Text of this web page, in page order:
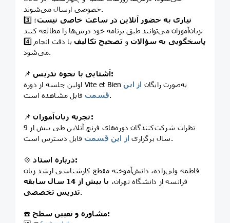
خصوصی ارسال می‌شوند.
3️⃣ نیازی به حضور آنلاین در ساعت خاصی نیست؛
زبان‌آموزان می‌توانند طبق برنامه خود درس‌ها را مطالعه کنند.
4️⃣
پاسخگویی به سؤالات و تصحیح تکالیف با دقت انجام
می‌شود.
📌
آشنایی با نحوه تدریس:
اولین جلسه از دوره Vite et Bien به‌صورت رایگان از این
قسمتقابل مشاهده است.
📌
تجربه زبان‌آموزان:
نظرات شرکت‌کنندگان دوره‌های فرنچ آنلاین طی بیش از 9
سال برگزاری از این قسمت قابل دسترس است.
💠
درباره استاد:
فاطمه ولی‌زاده، دانش‌آموخته مقطع کارشناسی ارشد زبان
فرانسه از دانشگاه تهران، با
بیش از 14 سال سابقه
تدریس تخصصی.
☎️
مشاوره و تعیین سطح: